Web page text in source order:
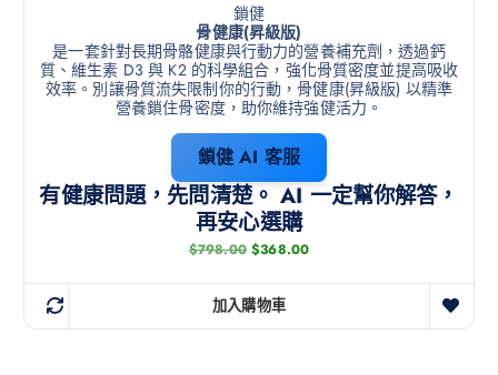
鎖健
骨健康(昇級版)
是一套針對長期骨骼健康與行動力的營養補充劑，透過鈣
質、維生素 D3 與 K2 的科學組合，強化骨質密度並提高吸收
效率。別讓骨質流失限制你的行動，骨健康(昇級版) 以精準
營養鎖住骨密度，助你維持強健活力。
鎖健 AI 客服
有健康問題，先問清楚。 AI 一定幫你解答，
再安心選購
$798.00 $368.00
加入購物車